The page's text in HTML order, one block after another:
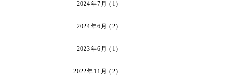
2024年7月 (1)
2024年6月 (2)
2023年6月 (1)
2022年11月 (2)